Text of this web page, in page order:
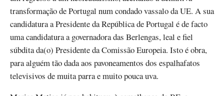
transformação de Portugal num condado vassalo da UE. A sua
candidatura a Presidente da República de Portugal é de facto
uma candidatura a governadora das Berlengas, leal e fiel
súbdita da(o) Presidente da Comissão Europeia. Isto é obra,
para alguém tão dada aos pavoneamentos dos espalhafatos
televisivos de muita parra e muito pouca uva.